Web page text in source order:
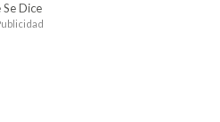
Se Dice